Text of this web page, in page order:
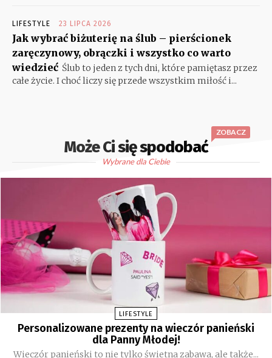
LIFESTYLE 23 LIPCA 2026
Jak wybrać biżuterię na ślub – pierścionek
zaręczynowy, obrączki i wszystko co warto
wiedzieć Ślub to jeden z tych dni, które pamiętasz przez
całe życie. I choć liczy się przede wszystkim miłość i...
Może Ci się spodobać
ZOBACZ
Wybrane dla Ciebie
LIFESTYLE
Personalizowane prezenty na wieczór panieński
dla Panny Młodej!
Wieczór panieński to nie tylko świetna zabawa, ale także...